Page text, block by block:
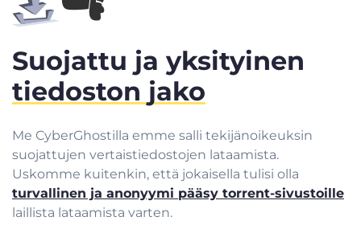
Suojattu ja yksityinen
tiedoston jako
Me CyberGhostilla emme salli tekijänoikeuksin
suojattujen vertaistiedostojen lataamista.
Uskomme kuitenkin, että jokaisella tulisi olla
turvallinen ja anonyymi pääsy torrent-sivustoille
laillista lataamista varten.